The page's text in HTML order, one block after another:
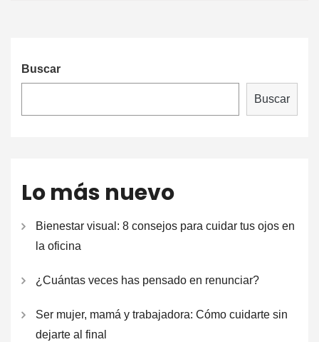
Buscar
Buscar
Lo más nuevo
Bienestar visual: 8 consejos para cuidar tus ojos en
la oficina
¿Cuántas veces has pensado en renunciar?
Ser mujer, mamá y trabajadora: Cómo cuidarte sin
dejarte al final